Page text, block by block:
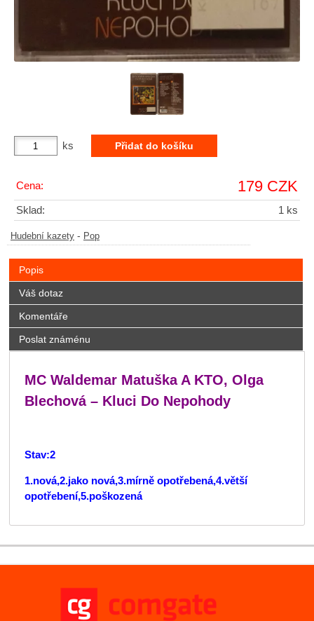
ks
Cena: 179 CZK
Sklad: 1 ks
Hudební kazety - Pop
Popis
Váš dotaz
Komentáře
Poslat známénu
MC Waldemar Matuška A KTO, Olga
Blechová – Kluci Do Nepohody
Stav:2
1.nová,2.jako nová,3.mírně opotřebená,4.větší
opotřebení,5.poškozená